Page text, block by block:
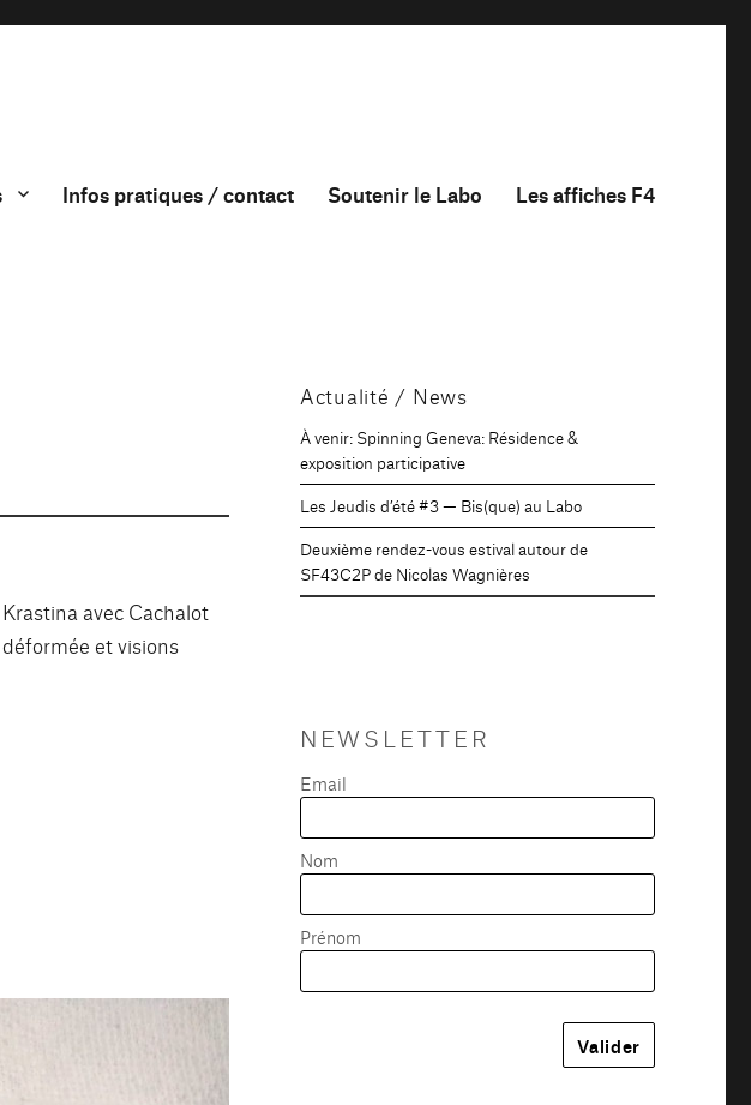
Infos pratiques / contact Soutenir le Labo Les affiches F4
avec Cachalot
et visions
Actualité / News
À venir: Spinning Geneva: Résidence &
exposition participative
Les Jeudis d’été #3 — Bis(que) au Labo
Deuxième rendez-vous estival autour de
SF43C2P de Nicolas Wagnières
NEWSLETTER
Email
Nom
Prénom